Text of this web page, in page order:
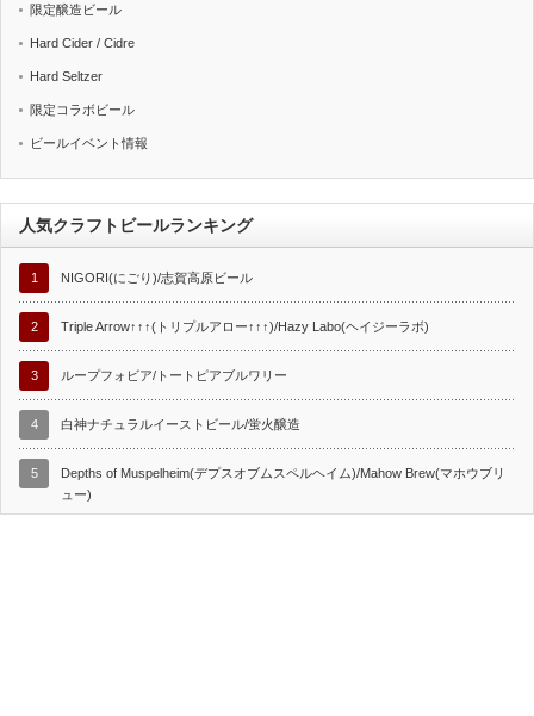
限定醸造ビール
Hard Cider / Cidre
Hard Seltzer
限定コラボビール
ビールイベント情報
人気クラフトビールランキング
1 NIGORI(にごり)/志賀高原ビール
2 Triple Arrow↑↑↑(トリプルアロー↑↑↑)/Hazy Labo(ヘイジーラボ)
3 ループフォビア/トートピアブルワリー
4 白神ナチュラルイーストビール/蛍火醸造
5
Depths of Muspelheim(デプスオブムスペルヘイム)/Mahow Brew(マホウブリ
ュー)